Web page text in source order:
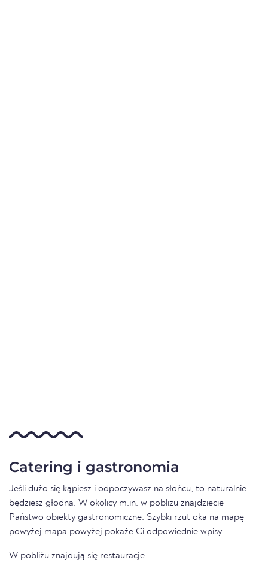
Catering i gastronomia
Jeśli dużo się kąpiesz i odpoczywasz na słońcu, to naturalnie
będziesz głodna. W okolicy m.in. w pobliżu znajdziecie
Państwo obiekty gastronomiczne. Szybki rzut oka na mapę
powyżej mapa powyżej pokaże Ci odpowiednie wpisy.
W pobliżu znajdują się restauracje.